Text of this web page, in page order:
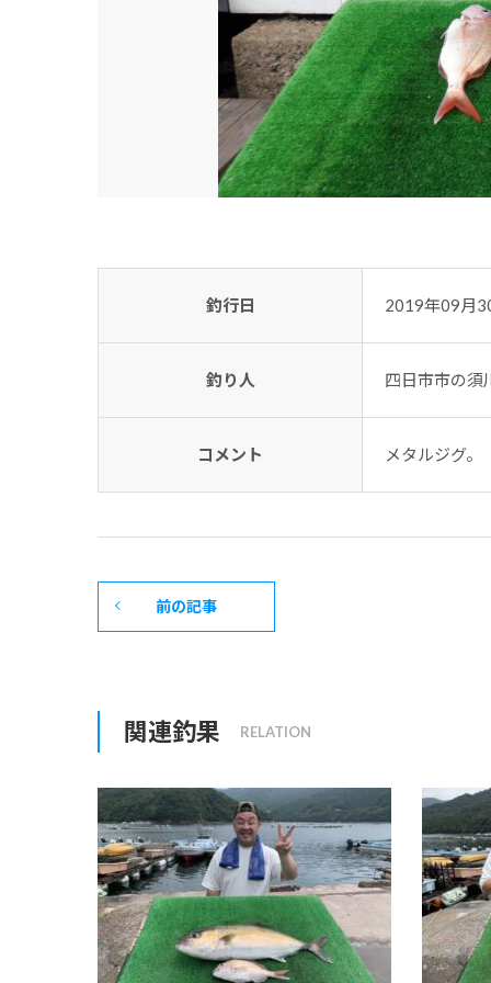
釣行日 2019年09月
釣り人 四日市市の須
コメント メタルジグ。
前の記事
関連釣果